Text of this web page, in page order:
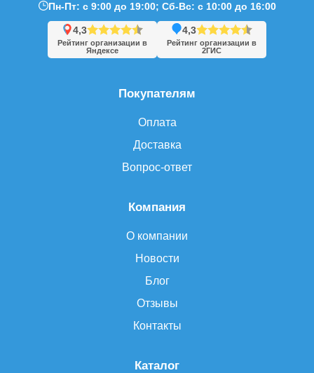
Каталог
Компания
О компании
Новости
Блог
Отзывы
Контакты
Покупателям
Оплата
Доставка
Вопрос-ответ
Пн-Пт: с 9:00 до 19:00; Сб-Вс: с 10:00 до 16:00
4,3
Рейтинг организации в
Яндексе
4,3
Рейтинг организации в
2ГИС